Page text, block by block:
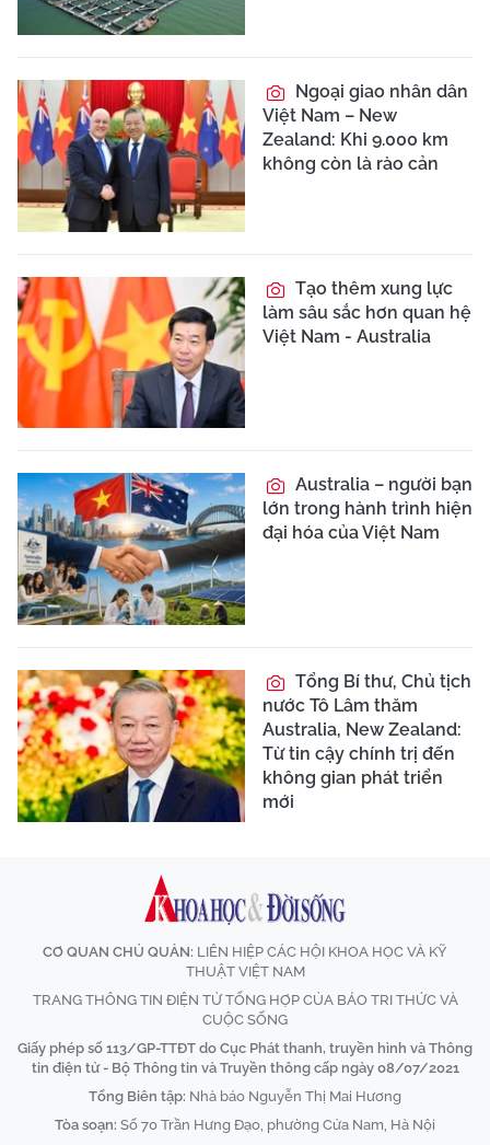
Ngoại giao nhân dân
Việt Nam – New
Zealand: Khi 9.000 km
không còn là rào cản
Tạo thêm xung lực
làm sâu sắc hơn quan hệ
Việt Nam - Australia
Australia – người bạn
lớn trong hành trình hiện
đại hóa của Việt Nam
Tổng Bí thư, Chủ tịch
nước Tô Lâm thăm
Australia, New Zealand:
Từ tin cậy chính trị đến
không gian phát triển
mới
CƠ QUAN CHỦ QUẢN: LIÊN HIỆP CÁC HỘI KHOA HỌC VÀ KỸ
THUẬT VIỆT NAM
TRANG THÔNG TIN ĐIỆN TỬ TỔNG HỢP CỦA BÁO TRI THỨC VÀ
CUỘC SỐNG
Giấy phép số 113/GP-TTĐT do Cục Phát thanh, truyền hình và Thông
tin điện tử - Bộ Thông tin và Truyền thông cấp ngày 08/07/2021
Tổng Biên tập: Nhà báo Nguyễn Thị Mai Hương
Tòa soạn: Số 70 Trần Hưng Đạo, phường Cửa Nam, Hà Nội